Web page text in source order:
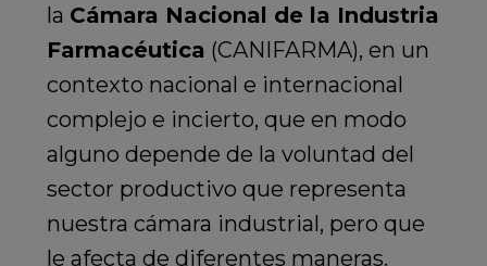
la Cámara Nacional de la Industria
Farmacéutica (CANIFARMA), en un
contexto nacional e internacional
complejo e incierto, que en modo
alguno depende de la voluntad del
sector productivo que representa
nuestra cámara industrial, pero que
le afecta de diferentes maneras.